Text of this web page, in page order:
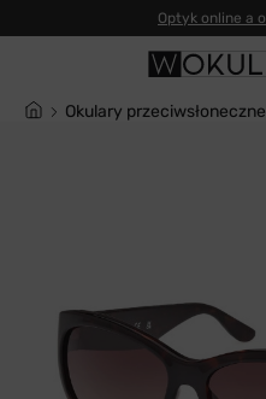
Okulary przeciwsłoneczne